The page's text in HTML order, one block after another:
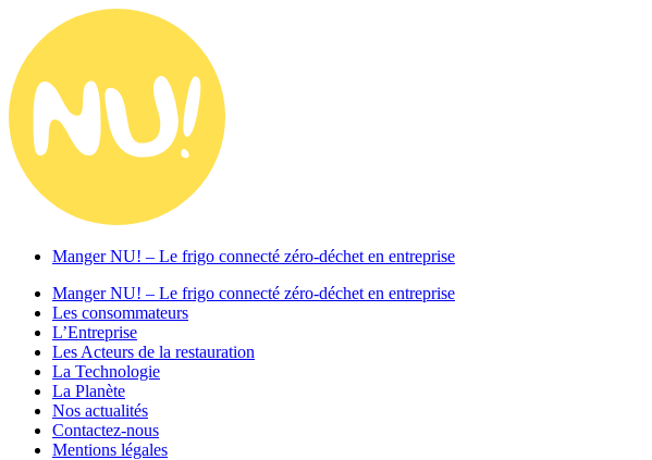
Manger NU! – Le frigo connecté zéro-déchet en entreprise
Manger NU! – Le frigo connecté zéro-déchet en entreprise
Les consommateurs
L’Entreprise
Les Acteurs de la restauration
La Technologie
La Planète
Nos actualités
Contactez-nous
Mentions légales